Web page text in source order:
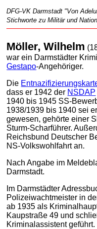
DFG-VK Darmstadt "Von
Stichworte zu Militär und
Möller, Wilhelm
war ein Darmstädter
Gestapo-Angehöriger.
Die
dass er 1942 der NSDAP
1940 bis 1945 SS-
1938/1939 bis 1940 sei
gewesen, gehörte einer
Sturm-Scharführer.
Reichsbund Deutscher
NS-Volkswohlfahrt an.
Nach Angabe im
Darmstadt.
Im Darmstädter
Polizeiwachtmeister in
ab 1935 als
Kaupstraße 49 und
Kriminalassistent geführt.